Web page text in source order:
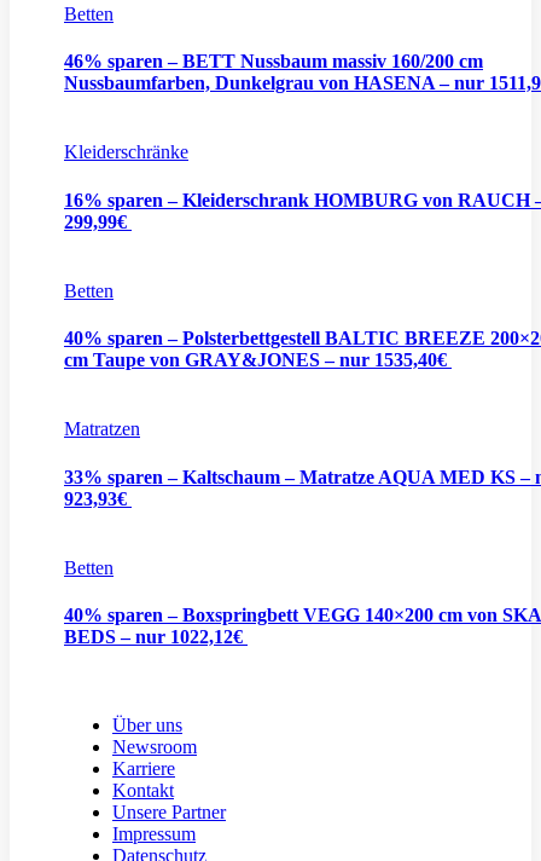
Betten
46% sparen – BETT Nussbaum massiv 160/200 cm
Nussbaumfarben, Dunkelgrau von HASENA – nur
Kleiderschränke
16% sparen – Kleiderschrank HOMBURG von RAUCH
299,99€
Betten
40% sparen – Polsterbettgestell BALTIC BREEZE
cm Taupe von GRAY&JONES – nur 1535,40€
Matratzen
33% sparen – Kaltschaum – Matratze AQUA MED KS –
923,93€
Betten
40% sparen – Boxspringbett VEGG 140×200 cm von
BEDS – nur 1022,12€
Über uns
Newsroom
Karriere
Kontakt
Unsere Partner
Impressum
Datenschutz